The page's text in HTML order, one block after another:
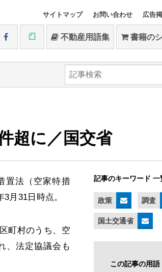
サイトマップ お問い合わせ 広告
不動産用語集 書籍の
超に／国交省
置法（空家特措
月31日時点。
町村のうち、空
、法定協議会も
記事のキーワード 一
政策 調査
国土交通省
この記事の用語